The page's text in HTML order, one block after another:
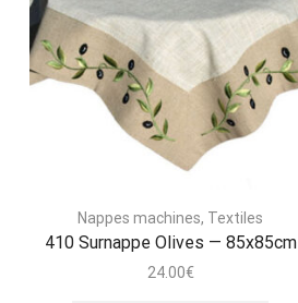
Nappes machines, Textiles
410 Surnappe Olives — 85x85cm
24.00€